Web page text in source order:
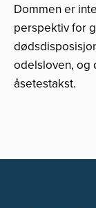
Dommen er
perspektiv for
odelsloven, og
åsetestakst.